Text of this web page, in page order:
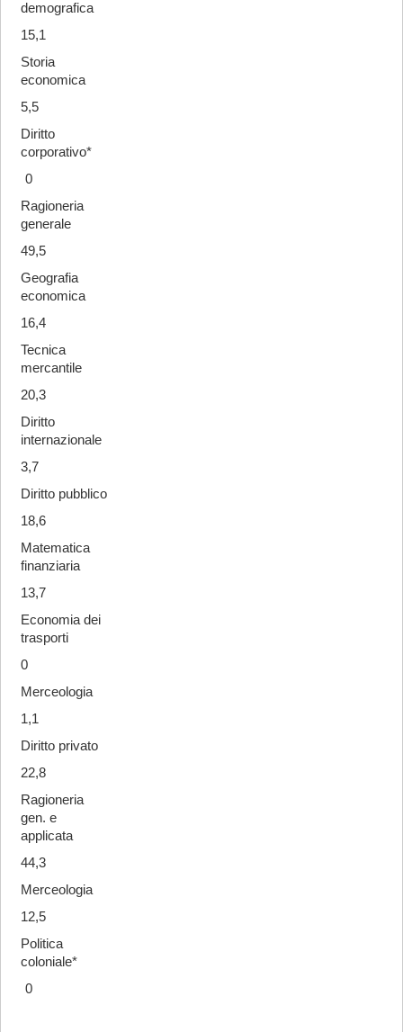
demografica
15,1
Storia
economica
5,5
Diritto
corporativo*
0
Ragioneria
generale
49,5
Geografia
economica
16,4
Tecnica
mercantile
20,3
Diritto
internazionale
3,7
Diritto pubblico
18,6
Matematica
finanziaria
13,7
Economia dei
trasporti
0
Merceologia
1,1
Diritto privato
22,8
Ragioneria
gen. e
applicata
44,3
Merceologia
12,5
Politica
coloniale*
0